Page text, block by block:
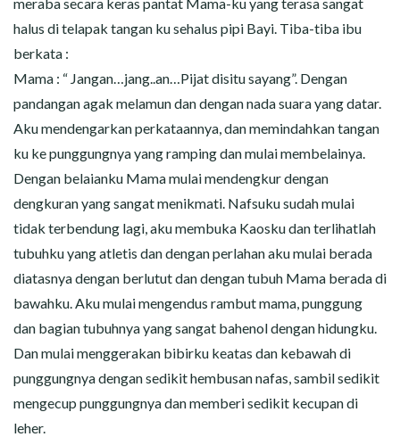
halus di telapak tangan ku sehalus pipi Bayi. Tiba-tiba ibu
berkata :
Mama : “ Jangan…jang..an…Pijat disitu sayang”. Dengan
pandangan agak melamun dan dengan nada suara yang datar.
Aku mendengarkan perkataannya, dan memindahkan tangan
ku ke punggungnya yang ramping dan mulai membelainya.
Dengan belaianku Mama mulai mendengkur dengan
dengkuran yang sangat menikmati. Nafsuku sudah mulai
tidak terbendung lagi, aku membuka Kaosku dan terlihatlah
tubuhku yang atletis dan dengan perlahan aku mulai berada
diatasnya dengan berlutut dan dengan tubuh Mama berada di
bawahku. Aku mulai mengendus rambut mama, punggung
dan bagian tubuhnya yang sangat bahenol dengan hidungku.
Dan mulai menggerakan bibirku keatas dan kebawah di
punggungnya dengan sedikit hembusan nafas, sambil sedikit
mengecup punggungnya dan memberi sedikit kecupan di
leher.